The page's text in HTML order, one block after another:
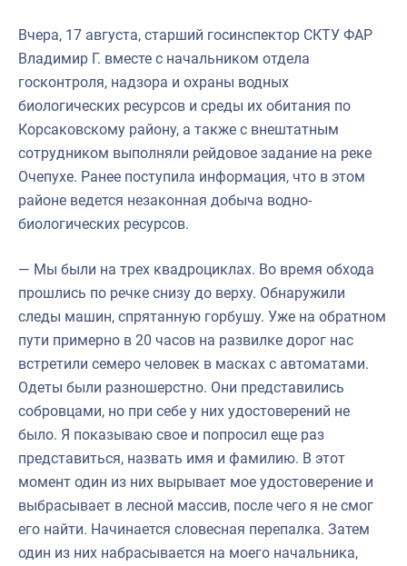
Вчера, 17 августа, старший госинспектор СКТУ ФАР
Владимир Г. вместе с начальником отдела
госконтроля, надзора и охраны водных
биологических ресурсов и среды их обитания по
Корсаковскому району, а также с внештатным
сотрудником выполняли рейдовое задание на реке
Очепухе. Ранее поступила информация, что в этом
районе ведется незаконная добыча водно-
биологических ресурсов.
— Мы были на трех квадроциклах. Во время обхода
прошлись по речке снизу до верху. Обнаружили
следы машин, спрятанную горбушу. Уже на обратном
пути примерно в 20 часов на развилке дорог нас
встретили семеро человек в масках с автоматами.
Одеты были разношерстно. Они представились
собровцами, но при себе у них удостоверений не
было. Я показываю свое и попросил еще раз
представиться, назвать имя и фамилию. В этот
момент один из них вырывает мое удостоверение и
выбрасывает в лесной массив, после чего я не смог
его найти. Начинается словесная перепалка. Затем
один из них набрасывается на моего начальника,